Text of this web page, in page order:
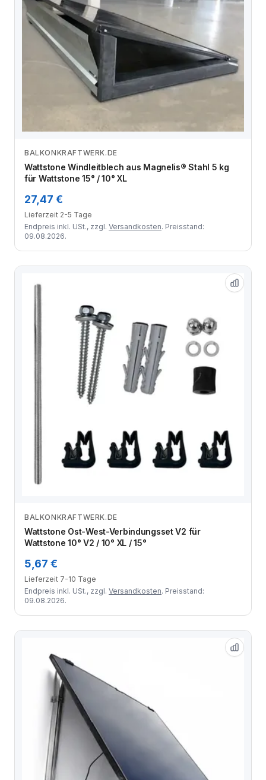
Zum Angebot
BALKONKRAFTWERK.DE
Wattstone Windleitblech aus Magnelis® Stahl 5 kg
für Wattstone 15° / 10° XL
27,47 €
Lieferzeit 2-5 Tage
Endpreis inkl. USt., zzgl. Versandkosten. Preisstand:
09.08.2026.
Zum Angebot
BALKONKRAFTWERK.DE
Wattstone Ost-West-Verbindungsset V2 für
Wattstone 10° V2 / 10° XL / 15°
5,67 €
Lieferzeit 7-10 Tage
Endpreis inkl. USt., zzgl. Versandkosten. Preisstand:
09.08.2026.